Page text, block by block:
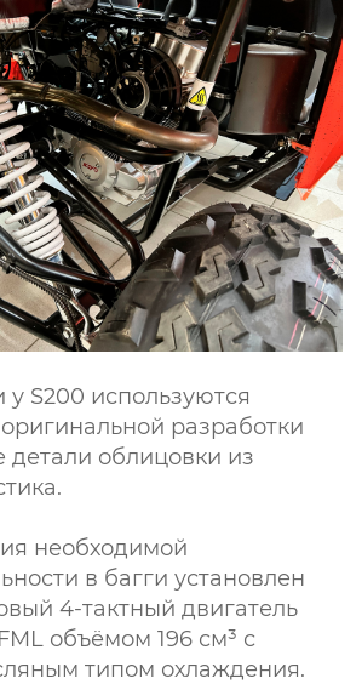
у S200 используются
разработки
детали облицовки из
необходимой
в багги установлен
4-тактный двигатель
объёмом 196 см³ с
типом охлаждения.